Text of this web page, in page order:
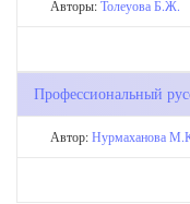
Авторы:Толеуова Б.Ж.
Профессиональный
Автор:Нурмаханова